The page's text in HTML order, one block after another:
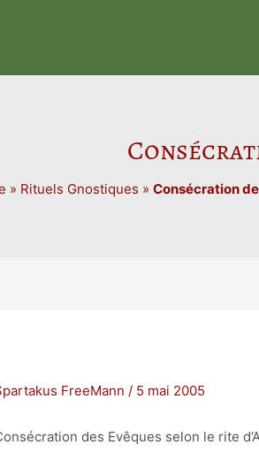
» Rituels Gnostiques » Consécration
FreeMann / 5 mai 2005
des Evêques selon le rite